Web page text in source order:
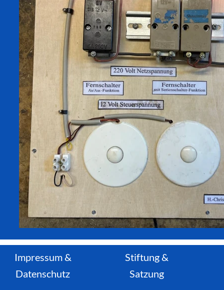
Impressum&
Datenschutz
Stiftung &
Satzung